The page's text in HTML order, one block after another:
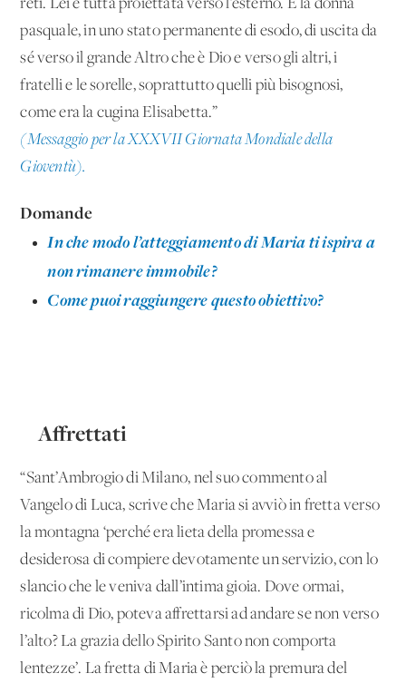
reti. Lei è tutta proiettata verso l’esterno. È la donna
pasquale, in uno stato permanente di esodo, di uscita da
sé verso il grande Altro che è Dio e verso gli altri, i
fratelli e le sorelle, soprattutto quelli più bisognosi,
come era la cugina Elisabetta.”
(Messaggio per la XXXVII Giornata Mondiale della
Gioventù).
Domande
In che modo l’atteggiamento di Maria ti ispira a
non rimanere immobile?
Come puoi raggiungere questo obiettivo?
Affrettati
“Sant’Ambrogio di Milano, nel suo commento al
Vangelo di Luca, scrive che Maria si avviò in fretta verso
la montagna ‘perché era lieta della promessa e
desiderosa di compiere devotamente un servizio, con lo
slancio che le veniva dall’intima gioia. Dove ormai,
ricolma di Dio, poteva affrettarsi ad andare se non verso
l’alto? La grazia dello Spirito Santo non comporta
lentezze’. La fretta di Maria è perciò la premura del